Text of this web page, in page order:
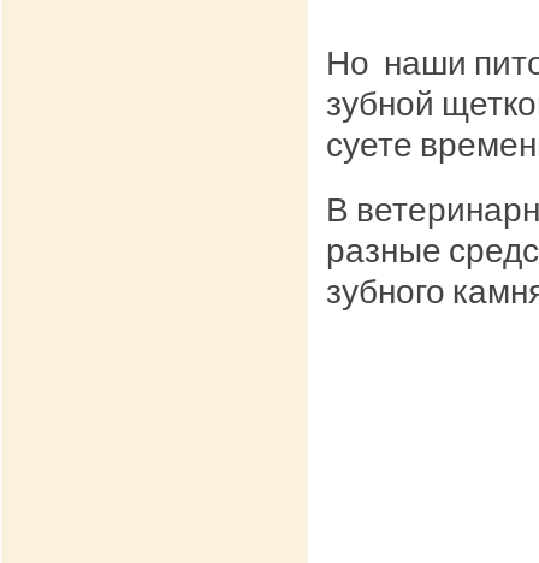
Но наши
зубной
суете
В
разные
зубного